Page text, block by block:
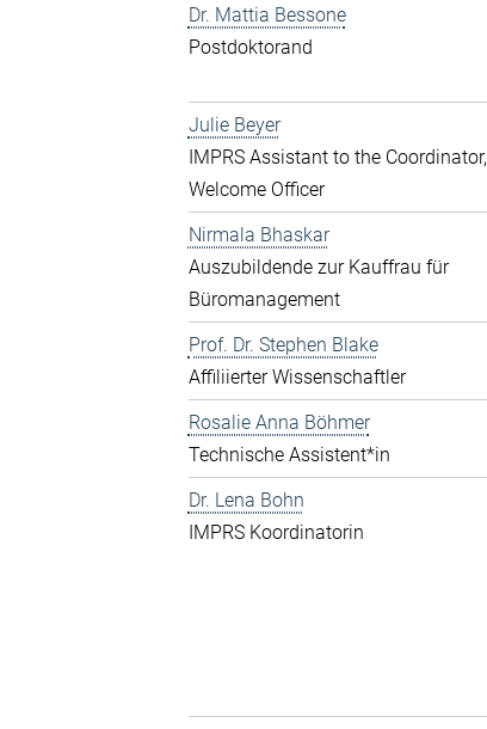
Dr. Mattia Bessone
Postdoktorand
Julie Beyer
IMPRS Assistant to the Coordinator,
Welcome Officer
Nirmala Bhaskar
Auszubildende zur Kauffrau für
Büromanagement
Prof. Dr. Stephen Blake
Affiliierter Wissenschaftler
Rosalie Anna Böhmer
Technische Assistent*in
Dr. Lena Bohn
IMPRS Koordinatorin